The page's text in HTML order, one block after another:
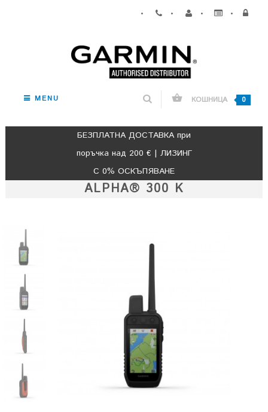
• • • •
MENU КОШНИЦА 0
БЕЗПЛАТНА ДОСТАВКА при
поръчка над 200 € | ЛИЗИНГ
С 0% ОСКЪПЯВАНЕ
ALPHA® 300 K